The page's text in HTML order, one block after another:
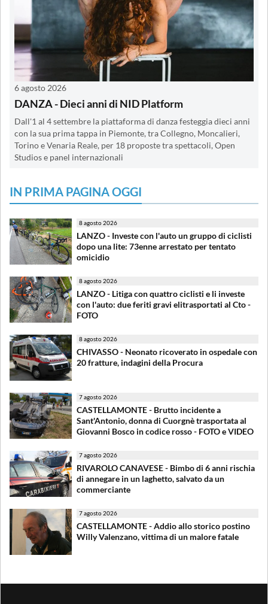
6 agosto 2026
DANZA - Dieci anni di NID Platform
Dall'1 al 4 settembre la piattaforma di danza festeggia dieci anni
con la sua prima tappa in Piemonte, tra Collegno, Moncalieri,
Torino e Venaria Reale, per 18 proposte tra spettacoli, Open
Studios e panel internazionali
IN PRIMA PAGINA OGGI
8 agosto 2026
LANZO - Investe con l'auto un gruppo di ciclisti
dopo una lite: 73enne arrestato per tentato
omicidio
8 agosto 2026
LANZO - Litiga con quattro ciclisti e li investe
con l'auto: due feriti gravi elitrasportati al Cto -
FOTO
8 agosto 2026
CHIVASSO - Neonato ricoverato in ospedale con
20 fratture, indagini della Procura
7 agosto 2026
CASTELLAMONTE - Brutto incidente a
Sant'Antonio, donna di Cuorgnè trasportata al
Giovanni Bosco in codice rosso - FOTO e VIDEO
7 agosto 2026
RIVAROLO CANAVESE - Bimbo di 6 anni rischia
di annegare in un laghetto, salvato da un
commerciante
7 agosto 2026
CASTELLAMONTE - Addio allo storico postino
Willy Valenzano, vittima di un malore fatale